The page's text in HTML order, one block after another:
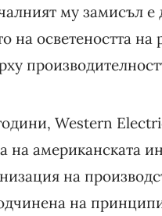
му замисъл е
на осветеността на
Western
на американската
на
на